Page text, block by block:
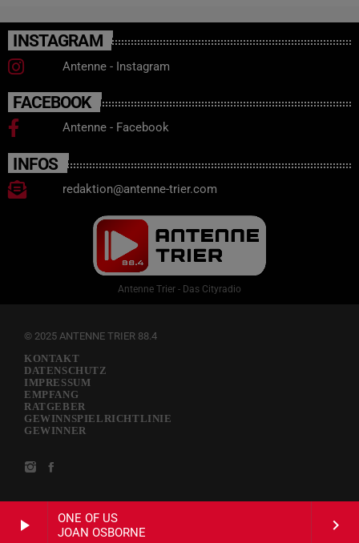
play_arrow
ONE OF US
JOAN OSBORNE
keyboard_arrow_right
INSTAGRAM
Antenne - Instagram
FACEBOOK
Antenne - Facebook
INFOS
redaktion@antenne-trier.com
Antenne Trier - Das Cityradio
© 2025 ANTENNE TRIER 88.4
KONTAKT
DATENSCHUTZ
IMPRESSUM
EMPFANG
RATGEBER
GEWINNSPIELRICHTLINIE
GEWINNER